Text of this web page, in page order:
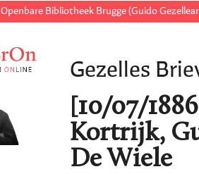
Openbare Bibliotheek Brugge (Guido
Gezelles
[10/07/
Kortrijk,
De Wiele